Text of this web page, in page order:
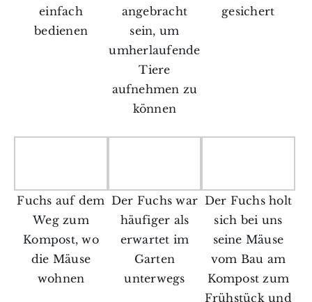
einfach
bedienen
angebracht
sein, um
umherlaufende
Tiere
aufnehmen zu
können
gesichert
Fuchs auf dem
Weg zum
Kompost, wo
die Mäuse
wohnen
Der Fuchs war
häufiger als
erwartet im
Garten
unterwegs
Der Fuchs holt
sich bei uns
seine Mäuse
vom Bau am
Kompost zum
Frühstück und